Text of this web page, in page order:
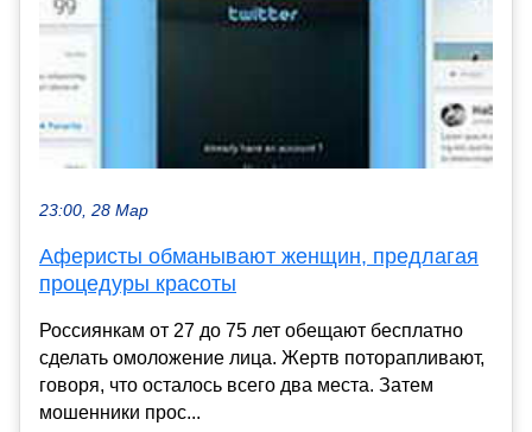
23:00, 28 Мар
Аферисты обманывают женщин, предлагая
процедуры красоты
Россиянкам от 27 до 75 лет обещают бесплатно
сделать омоложение лица. Жертв поторапливают,
говоря, что осталось всего два места. Затем
мошенники прос...